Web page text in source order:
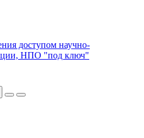
доступом научно-
НПО "под ключ"